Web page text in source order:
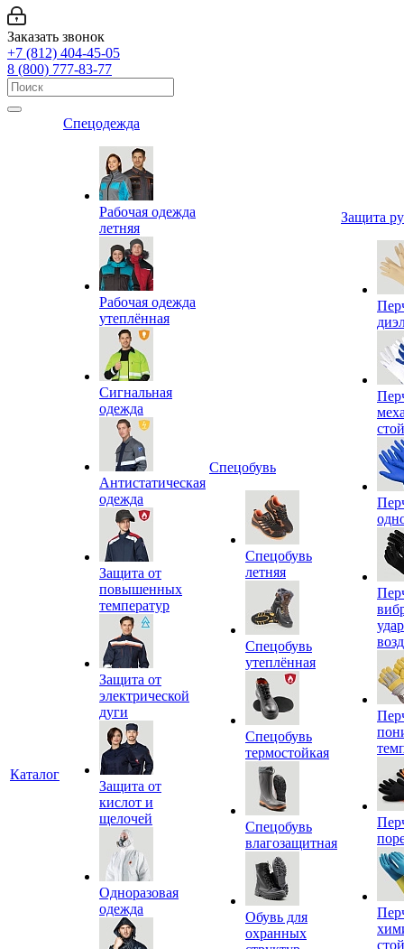
Заказать звонок
+7 (812) 404-45-05
8 (800) 777-83-77
Каталог
Спецодежда
Рабочая одежда
летняя
Рабочая одежда
утеплённая
Сигнальная
одежда
Антистатическая
одежда
Защита от
повышенных
температур
Защита от
электрической
дуги
Защита от
кислот и
щелочей
Одноразовая
одежда
Спецобувь
Спецобувь
летняя
Спецобувь
утеплённая
Спецобувь
термостойкая
Спецобувь
влагозащитная
Обувь для
охранных
Защита